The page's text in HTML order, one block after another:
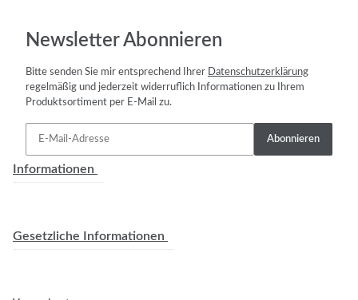
Newsletter Abonnieren
Bitte senden Sie mir entsprechend Ihrer Datenschutzerklärung
regelmäßig und jederzeit widerruflich Informationen zu Ihrem
Produktsortiment per E-Mail zu.
Abonnieren
Informationen
Gesetzliche Informationen